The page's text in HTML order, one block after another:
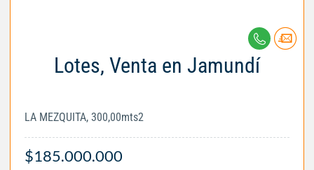
Lotes, Venta en Jamundí
LA MEZQUITA, 300,00mts2
$185.000.000